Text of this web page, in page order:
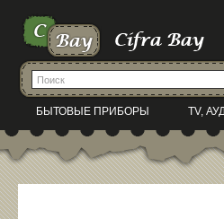
БЫТОВЫЕ ПРИБОРЫ TV,